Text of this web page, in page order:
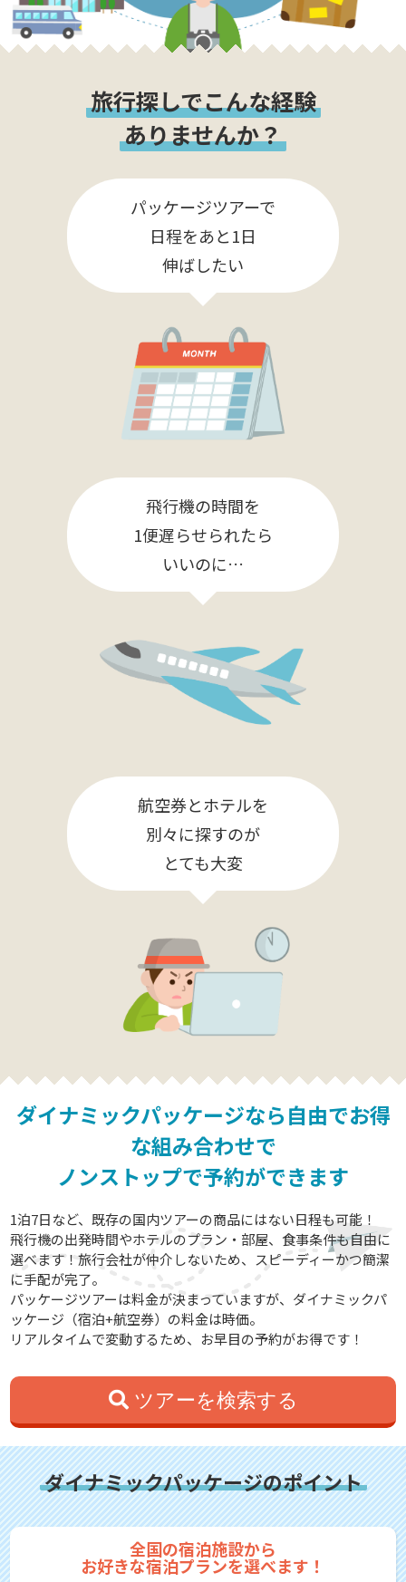
旅行探しでこんな経験
ありませんか？
パッケージツアーで
日程をあと1日
伸ばしたい
飛行機の時間を
1便遅らせられたら
いいのに…
航空券とホテルを
別々に探すのが
とても大変
ダイナミックパッケージなら自由でお得
な組み合わせで
ノンストップで予約ができます
1泊7日など、既存の国内ツアーの商品にはない日程も可能！
飛行機の出発時間やホテルのプラン・部屋、食事条件も自由に
選べます！旅行会社が仲介しないため、スピーディーかつ簡潔
に手配が完了。
パッケージツアーは料金が決まっていますが、ダイナミックパ
ッケージ（宿泊+航空券）の料金は時価。
リアルタイムで変動するため、お早目の予約がお得です！
ツアーを検索する
ダイナミックパッケージのポイント
全国の宿泊施設から
お好きな宿泊プランを選べます！